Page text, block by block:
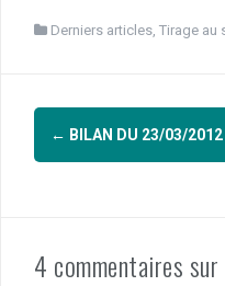
Derniers articles Tirage au
Navigation
d'article
← BILAN DU 23/03/2012
4 commentaires sur